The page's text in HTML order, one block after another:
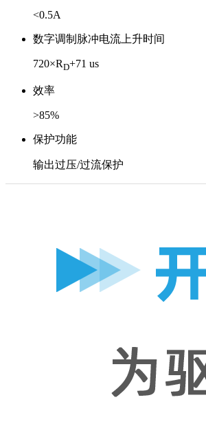
<0.5A
数字调制脉冲电流上升时间
720×RD+71 us
效率
>85%
保护功能
输出过压/过流保护